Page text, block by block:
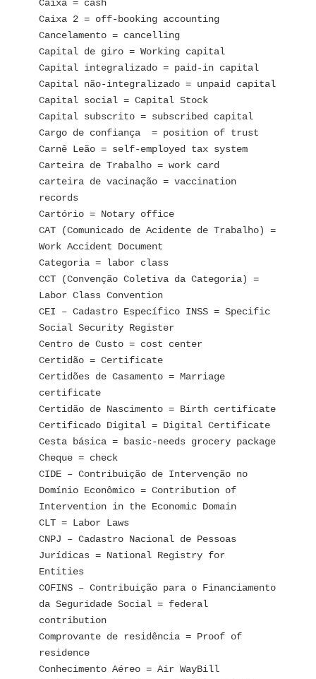
Caixa = cash
Caixa 2 = off-booking accounting
Cancelamento = cancelling
Capital de giro = Working capital
Capital integralizado = paid-in capital
Capital não-integralizado = unpaid capital
Capital social = Capital Stock
Capital subscrito = subscribed capital
Cargo de confiança  = position of trust
Carnê Leão = self-employed tax system
Carteira de Trabalho = work card
carteira de vacinação = vaccination
records
Cartório = Notary office
CAT (Comunicado de Acidente de Trabalho) =
Work Accident Document
Categoria = labor class
CCT (Convenção Coletiva da Categoria) =
Labor Class Convention
CEI – Cadastro Específico INSS = Specific
Social Security Register
Centro de Custo = cost center
Certidão = Certificate
Certidões de Casamento = Marriage
certificate
Certidão de Nascimento = Birth certificate
Certificado Digital = Digital Certificate
Cesta básica = basic-needs grocery package
Cheque = check
CIDE – Contribuição de Intervenção no
Domínio Econômico = Contribution of
Intervention in the Economic Domain
CLT = Labor Laws
CNPJ – Cadastro Nacional de Pessoas
Jurídicas = National Registry for
Entities
COFINS – Contribuição para o Financiamento
da Seguridade Social = federal
contribution
Comprovante de residência = Proof of
residence
Conhecimento Aéreo = Air WayBill